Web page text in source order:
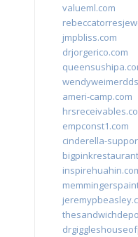
valueml.com
jmpbliss.com
drjorgerico.com
ameri-camp.com
empconst1.com
cinderella-